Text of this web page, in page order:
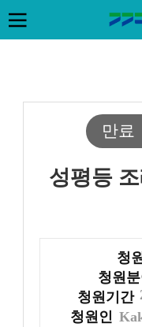
만료
성평등
청
청원
청원기간
청원인